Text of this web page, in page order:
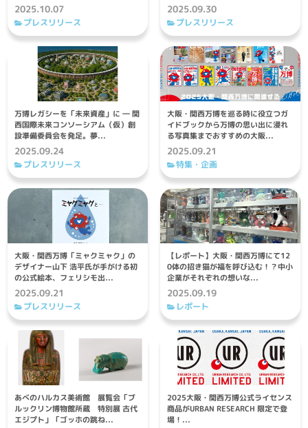
2025.10.07
プレスリリース
2025.09.30
プレスリリース
万博レガシーを「未来資産」に ― 関
西国際未来コンソーシアム（仮）創
設準備委員会を発足。夢...
2025.09.24
プレスリリース
大阪・関西万博を巡る時に役立つガ
イドブックから万博の思い出に浸れ
る写真集までおすすめの大阪...
2025.09.21
特集・企画
大阪・関西万博「ミャクミャク」の
デザイナー山下 浩平氏が手がける初
の公式絵本、フェリシモ出...
2025.09.21
プレスリリース
【レポート】大阪・関西万博にて12
0体の招き猫が福を呼び込む！？中小
企業がそれぞれの想いな...
2025.09.19
レポート
あべのハルカス美術館 展覧会「ブ
ルックリン博物館所蔵 特別展 古代
エジプト」「ゴッホの跳ね...
2025大阪・関西万博公式ライセンス
商品がURBAN RESEARCH 限定で登
場！...